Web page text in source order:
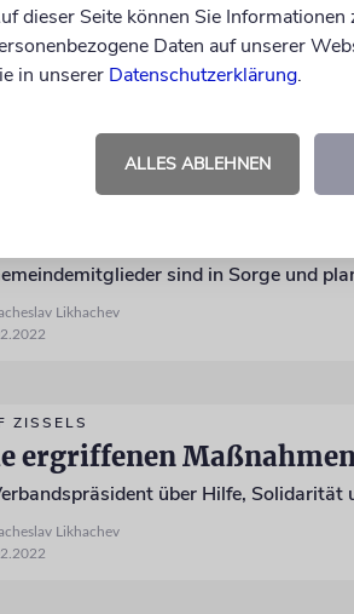
und Widerstand
Gemeinde hilft Flüchtlingen
sind in Sorge und
Likhachev
ZISSELS
ergriffenen
über Hilfe, Solidarität
Likhachev
dieser Seite können Sie
Daten auf unserer
in unserer Datenschutzerklärung.
ALLES ABLEHNEN